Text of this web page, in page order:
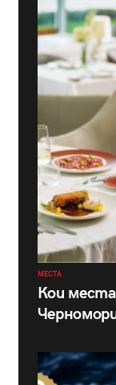
МЕСТА
Кои